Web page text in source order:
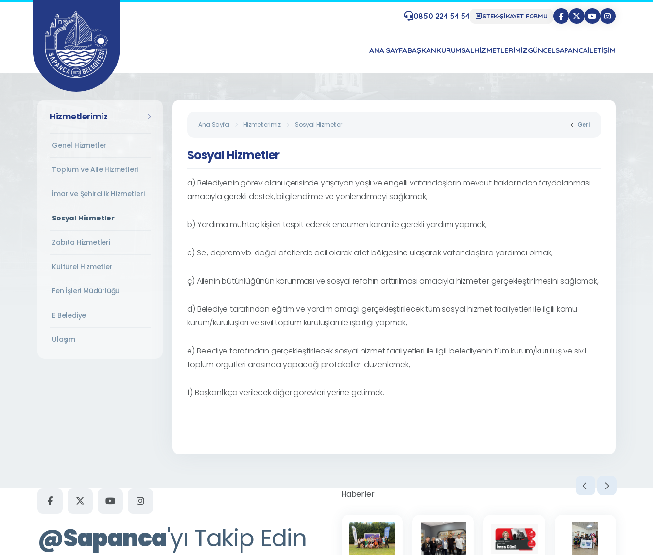
0850 224 54 54 İSTEK-ŞİKAYET FORMU
ANA SAYFABAŞKANKURUMSALHIZMETLERIMIZGÜNCELSAPANCAİLETIŞIM
Hizmetlerimiz
Genel Hizmetler
Toplum ve Aile Hizmetleri
İmar ve Şehircilik Hizmetleri
Sosyal Hizmetler
Zabıta Hizmetleri
Kültürel Hizmetler
Fen İşleri Müdürlüğü
E Belediye
Ulaşım
Ana Sayfa Hizmetlerimiz Sosyal Hizmetler Geri
Sosyal Hizmetler
a) Belediyenin görev alanı içerisinde yaşayan yaşlı ve engelli vatandaşların mevcut haklarından faydalanması
amacıyla gerekli destek, bilgilendirme ve yönlendirmeyi sağlamak,
b) Yardıma muhtaç kişileri tespit ederek encümen kararı ile gerekli yardımı yapmak,
c) Sel, deprem vb. doğal afetlerde acil olarak afet bölgesine ulaşarak vatandaşlara yardımcı olmak,
ç) Ailenin bütünlüğünün korunması ve sosyal refahın arttırılması amacıyla hizmetler gerçekleştirilmesini sağlamak,
d) Belediye tarafından eğitim ve yardım amaçlı gerçekleştirilecek tüm sosyal hizmet faaliyetleri ile ilgili kamu
kurum/kuruluşları ve sivil toplum kuruluşları ile işbirliği yapmak,
e) Belediye tarafından gerçekleştirilecek sosyal hizmet faaliyetleri ile ilgili belediyenin tüm kurum/kuruluş ve sivil
toplum örgütleri arasında yapacağı protokolleri düzenlemek,
f) Başkanlıkça verilecek diğer görevleri yerine getirmek.
@Sapanca'yı Takip Edin
Haberler